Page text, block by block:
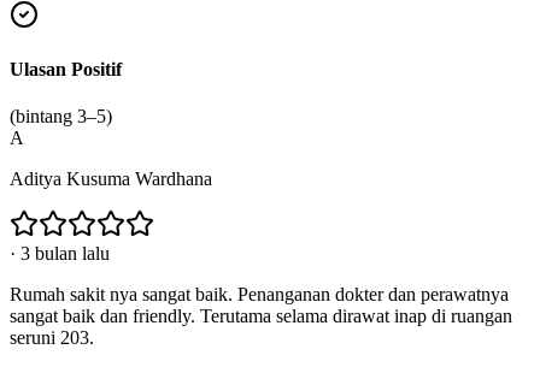
Ulasan Positif
(bintang 3–5)
A
Aditya Kusuma Wardhana
· 3 bulan lalu
Rumah sakit nya sangat baik. Penanganan dokter dan perawatnya
sangat baik dan friendly. Terutama selama dirawat inap di ruangan
seruni 203.